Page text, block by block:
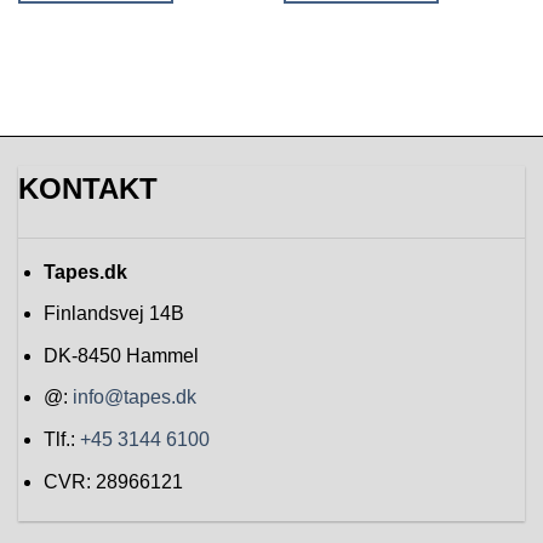
KONTAKT
Tapes.dk
Finlandsvej 14B
DK-8450 Hammel
@: info@tapes.dk
Tlf.: +45 3144 6100
CVR: 28966121